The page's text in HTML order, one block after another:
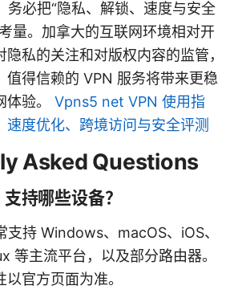
务必把“隐私、解锁、速度与安全
量。加拿大的互联网环境相对开
私的关注和对版权内容的监管，
值得信赖的 VPN 服务将带来更稳
体验。 Vpns5 net VPN 使用指
速度优化、跨境访问与安全评测
Asked Questions
持哪些设备？
支持 Windows、macOS、iOS、
等主流平台，以及部分路由器。
官方页面为准。